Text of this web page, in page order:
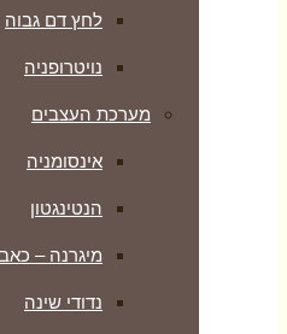
לחץ דם גבוה
נויטרופניה
מערכת העצבים
אינסומניה
הנטינגטון
מיגרנה –
נדודי שינה